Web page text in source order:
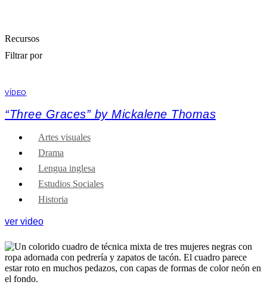
Recursos
Filtrar por
VÍDEO
“Three Graces” by Mickalene Thomas
Artes visuales
Drama
Lengua inglesa
Estudios Sociales
Historia
ver video